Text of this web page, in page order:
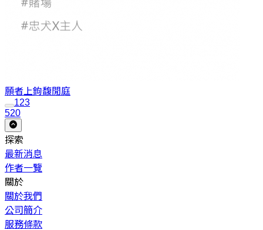
願者上鉤馥閒庭
123
520
探索
最新消息
作者一覽
關於
關於我們
公司簡介
服務條款